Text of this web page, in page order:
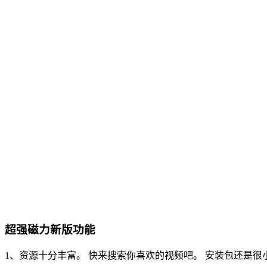
超强磁力新版功能
1、资源十分丰富。 快来搜索你喜欢的视频吧。 安装包还是很